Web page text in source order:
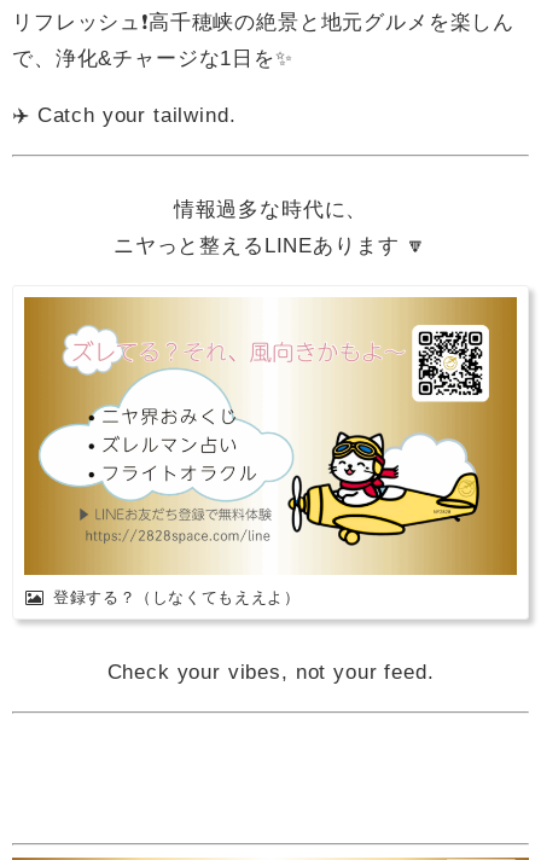
リフレッシュ❗️高千穂峡の絶景と地元グルメを楽しん
で、浄化&チャージな1日を✨
✈️ Catch your tailwind.
情報過多な時代に、
ニヤっと整えるLINEあります 🔽
登録する？（しなくてもええよ）
Check your vibes, not your feed.